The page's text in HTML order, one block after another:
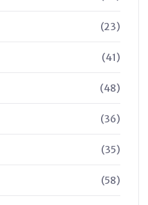
(23)
(41)
(48)
(36)
(35)
(58)